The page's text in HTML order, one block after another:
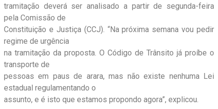
tramitação deverá ser analisado a partir de segunda-feira
pela Comissão de
Constituição e Justiça (CCJ). “Na próxima semana vou pedir
regime de urgência
na tramitação da proposta. O Código de Trânsito já proíbe o
transporte de
pessoas em paus de arara, mas não existe nenhuma Lei
estadual regulamentando o
assunto, e é isto que estamos propondo agora”, explicou.